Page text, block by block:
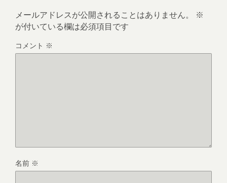
メールアドレスが公開されることはありません。
※
が付いている欄は必須項目です
コメント ※
名前 ※